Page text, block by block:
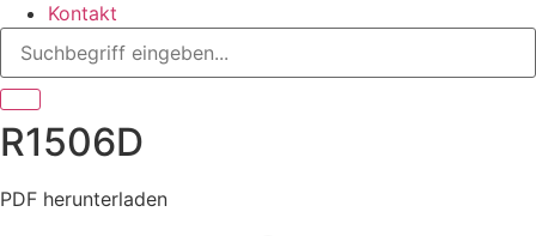
Kontakt
R1506D
PDF herunterladen